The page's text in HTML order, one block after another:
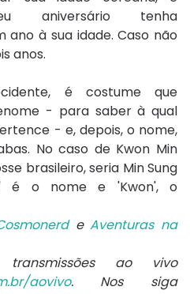
aniversário tenha
ano à sua idade. Caso não
anos.
é costume que
- para saber à qual
- e, depois, o nome,
No caso de Kwon Min
brasileiro, seria Min Sung
é o nome e 'Kwon', o
eAventuras na
transmissões ao vivo
aovivo. Nos siga